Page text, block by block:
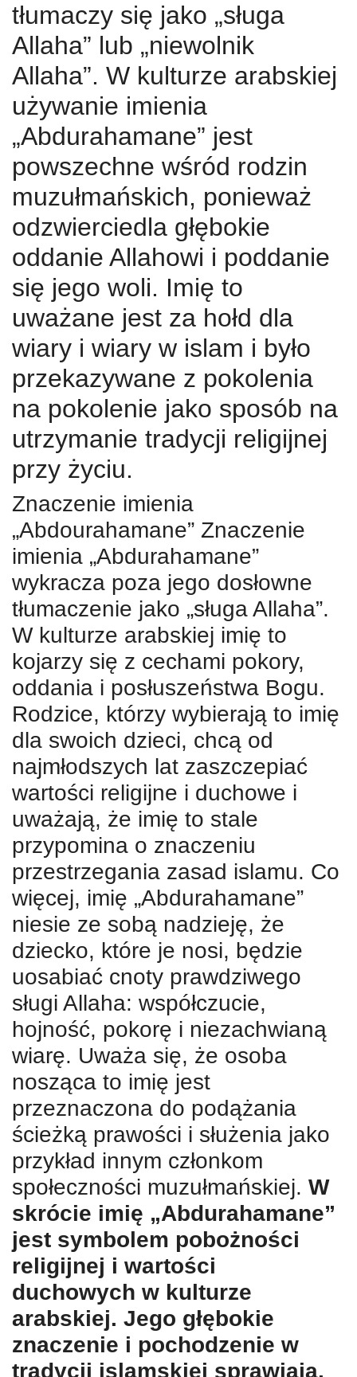
tłumaczy się jako „sługa
Allaha” lub „niewolnik
Allaha”. W kulturze arabskiej
używanie imienia
„Abdurahamane” jest
powszechne wśród rodzin
muzułmańskich, ponieważ
odzwierciedla głębokie
oddanie Allahowi i poddanie
się jego woli. Imię to
uważane jest za hołd dla
wiary i wiary w islam i było
przekazywane z pokolenia
na pokolenie jako sposób na
utrzymanie tradycji religijnej
przy życiu.
Znaczenie imienia
„Abdourahamane” Znaczenie
imienia „Abdurahamane”
wykracza poza jego dosłowne
tłumaczenie jako „sługa Allaha”.
W kulturze arabskiej imię to
kojarzy się z cechami pokory,
oddania i posłuszeństwa Bogu.
Rodzice, którzy wybierają to imię
dla swoich dzieci, chcą od
najmłodszych lat zaszczepiać
wartości religijne i duchowe i
uważają, że imię to stale
przypomina o znaczeniu
przestrzegania zasad islamu. Co
więcej, imię „Abdurahamane”
niesie ze sobą nadzieję, że
dziecko, które je nosi, będzie
uosabiać cnoty prawdziwego
sługi Allaha: współczucie,
hojność, pokorę i niezachwianą
wiarę. Uważa się, że osoba
nosząca to imię jest
przeznaczona do podążania
ścieżką prawości i służenia jako
przykład innym członkom
społeczności muzułmańskiej. W
skrócie imię „Abdurahamane”
jest symbolem pobożności
religijnej i wartości
duchowych w kulturze
arabskiej. Jego głębokie
znaczenie i pochodzenie w
tradycji islamskiej sprawiają,